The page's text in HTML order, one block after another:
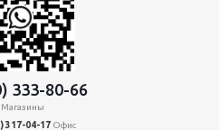
333-80-66
Магазины
317-04-17 Офис